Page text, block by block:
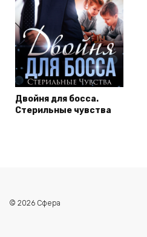
Двойня для босса.
Стерильные чувства
© 2026 Сфера